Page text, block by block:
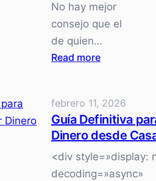
No hay mejor
consejo que el
de quien…
Read more:
en
notario
desde
notario
público
febrero 11, 2026
Guía Definitiva
Dinero desde
<div style=»display:
decoding=»async»